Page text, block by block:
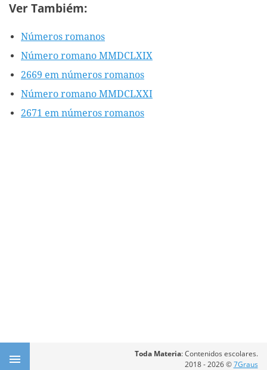
Ver Tambiém:
Números romanos
Número romano MMDCLXIX
2669 em números romanos
Número romano MMDCLXXI
2671 em números romanos
Toda Materia: Contenidos escolares.
2018 - 2026 ©7Graus